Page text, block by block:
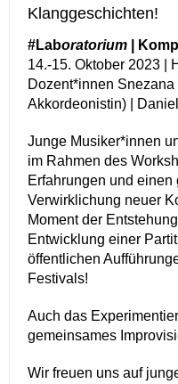
Klanggeschichten!
#Laboratorium |
14.-15. Oktober 2023 |
Dozent*innen
Akkordeonistin) |
Junge Musiker*innen
im Rahmen des
Erfahrungen und
Verwirklichung neuer
Moment der
Entwicklung einer
öffentlichen
Festivals!
Auch das
gemeinsames
Wir freuen uns auf